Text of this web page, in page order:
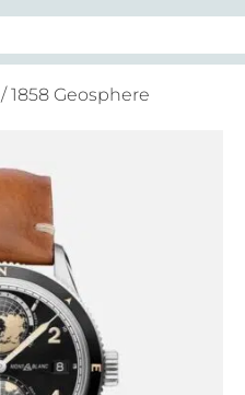
/ 1858 Geosphere